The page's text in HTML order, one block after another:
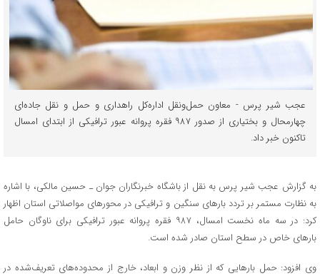
عجب شیر پرس - معاون حمل‌و‌نقل اداره‌کل راهداری و حمل‌ و نقل جاده‌ای
چهارمحال و بختیاری از صدور ۹۸۷ فقره پروانه عبور ترافیکی از ابتدای امسال
تاکنون خبر داد.
به گزارش عجب شیر پرس به نقل از باشگاه خبرنگاران جوان ـ حسین مالکی، با اشاره
به نظارت مستمر بر تردد بارهای سنگین و ترافیکی در محورهای مواصلاتی استان اظهار
کرد: در سه ماه نخست امسال، ۹۸۷ فقره پروانه عبور ترافیکی برای ناوگان حامل
بارهای خاص در سطح استان صادر شده است.
وی افزود: حمل بارهایی که از نظر وزن و ابعاد، خارج از محدوده‌های تعریف‌شده در